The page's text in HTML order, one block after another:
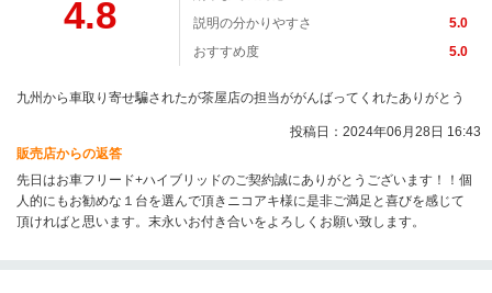
4.8
説明の分かりやすさ
5.0
おすすめ度
5.0
九州から車取り寄せ騙されたが茶屋店の担当ががんばってくれたありがとう
投稿日：2024年06月28日 16:43
販売店からの返答
先日はお車フリード+ハイブリッドのご契約誠にありがとうございます！！個
人的にもお勧めな１台を選んで頂きニコアキ様に是非ご満足と喜びを感じて
頂ければと思います。末永いお付き合いをよろしくお願い致します。